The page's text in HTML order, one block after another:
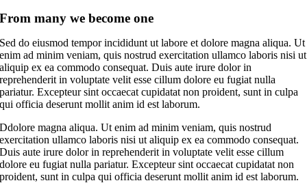
From many we become one
Sed do eiusmod tempor incididunt ut labore et dolore magna aliqua. Ut
enim ad minim veniam, quis nostrud exercitation ullamco laboris nisi ut
aliquip ex ea commodo consequat. Duis aute irure dolor in
reprehenderit in voluptate velit esse cillum dolore eu fugiat nulla
pariatur. Excepteur sint occaecat cupidatat non proident, sunt in culpa
qui officia deserunt mollit anim id est laborum.
Ddolore magna aliqua. Ut enim ad minim veniam, quis nostrud
exercitation ullamco laboris nisi ut aliquip ex ea commodo consequat.
Duis aute irure dolor in reprehenderit in voluptate velit esse cillum
dolore eu fugiat nulla pariatur. Excepteur sint occaecat cupidatat non
proident, sunt in culpa qui officia deserunt mollit anim id est laborum.